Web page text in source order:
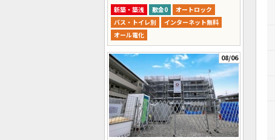
新築・築浅 敷金0
オートロック
バス・トイレ別
インターネット無料
オール電化
08/06